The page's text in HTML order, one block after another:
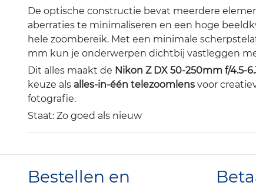
De optische constructie bevat meerdere
aberraties te minimaliseren en een hoge
hele zoombereik. Met een minimale
mm kun je onderwerpen dichtbij vastleggen
Dit alles maakt de Nikon Z DX 50-250mm f/4.5-
keuze als alles-in-één telezoomlens voor
fotografie.
Staat: Zo goed als nieuw
Bestellen en